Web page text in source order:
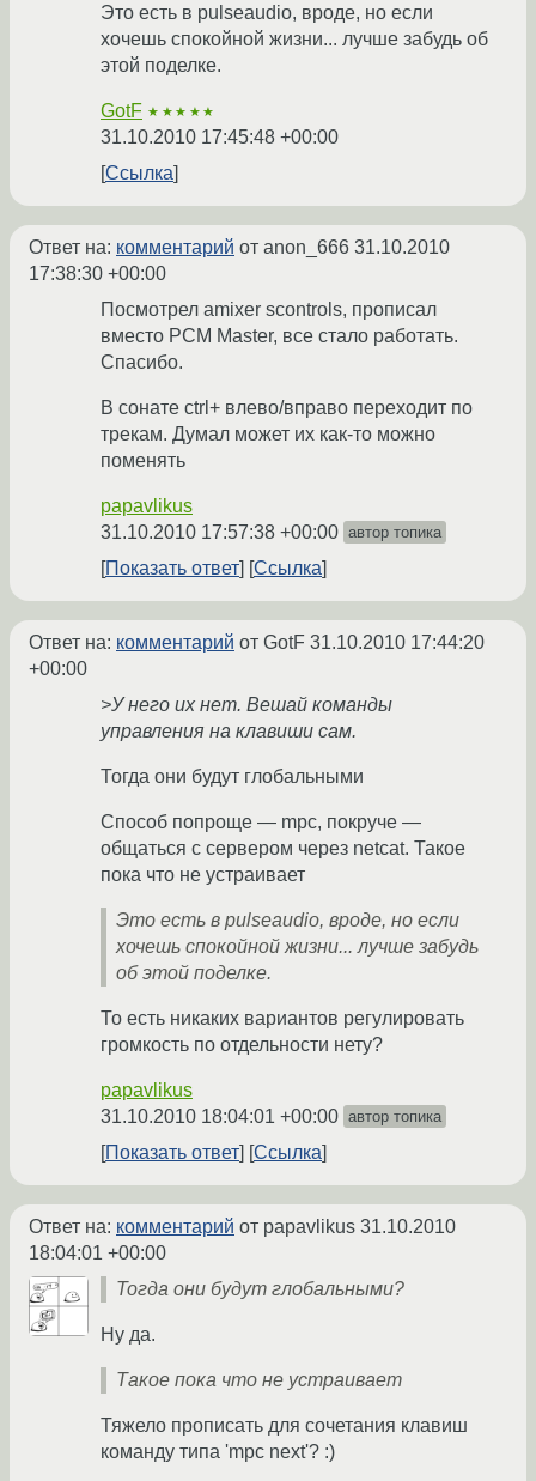
Это есть в pulseaudio, вроде, но если
хочешь спокойной жизни... лучше забудь об
этой поделке.
GotF ★★★★★
31.10.2010 17:45:48 +00:00
Ссылка
Ответ на: комментарий от anon_666 31.10.2010
17:38:30 +00:00
Посмотрел amixer scontrols, прописал
вместо PCM Master, все стало работать.
Спасибо.
В сонате ctrl+ влево/вправо переходит по
трекам. Думал может их как-то можно
поменять
papavlikus
31.10.2010 17:57:38 +00:00 автор топика
Показать ответ Ссылка
Ответ на: комментарий от GotF 31.10.2010 17:44:20
+00:00
>У него их нет. Вешай команды
управления на клавиши сам.
Тогда они будут глобальными
Способ попроще — mpc, покруче —
общаться с сервером через netcat. Такое
пока что не устраивает
Это есть в pulseaudio, вроде, но если
хочешь спокойной жизни... лучше забудь
об этой поделке.
То есть никаких вариантов регулировать
громкость по отдельности нету?
papavlikus
31.10.2010 18:04:01 +00:00 автор топика
Показать ответ Ссылка
Ответ на: комментарий от papavlikus 31.10.2010
18:04:01 +00:00
Тогда они будут глобальными?
Ну да.
Такое пока что не устраивает
Тяжело прописать для сочетания клавиш
команду типа 'mpc next'? :)